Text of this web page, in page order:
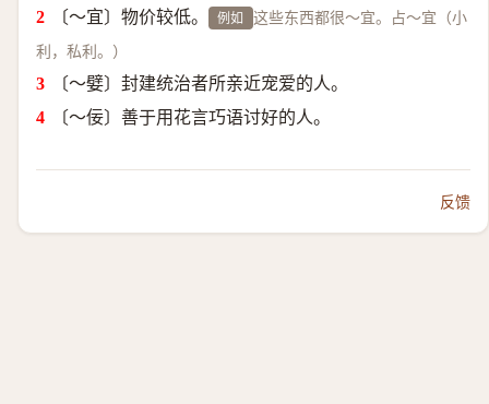
〔～宜〕物价较低。
例如 这些东西都很～宜。占～宜（小
利，私利。）
〔～嬖〕封建统治者所亲近宠爱的人。
〔～佞〕善于用花言巧语讨好的人。
反馈